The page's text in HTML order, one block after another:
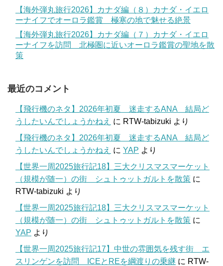
【海外弾丸旅行2026】カナダ編（８）カナダ・イエロ
ーナイフでオーロラ鑑賞 極寒の地で魅せる絶景
【海外弾丸旅行2026】カナダ編（７）カナダ・イエロ
ーナイフを訪問 北極圏に近いオーロラ鑑賞の聖地を散
策
最近のコメント
【飛行機のネタ】2026年初夏 迷走するANA 結局ど
うしたいんでしょうかねえ に RTW-tabizuki より
【飛行機のネタ】2026年初夏 迷走するANA 結局ど
うしたいんでしょうかねえ に YAP より
【世界一周2025旅行記18】三大クリスマスマーケット
（規模が随一）の街 シュトゥットガルトを散策 に
RTW-tabizuki より
【世界一周2025旅行記18】三大クリスマスマーケット
（規模が随一）の街 シュトゥットガルトを散策 に
YAP より
【世界一周2025旅行記17】中世の雰囲気を残す街 エ
スリンゲンを訪問 ICEとREを綱渡りの乗継 に RTW-